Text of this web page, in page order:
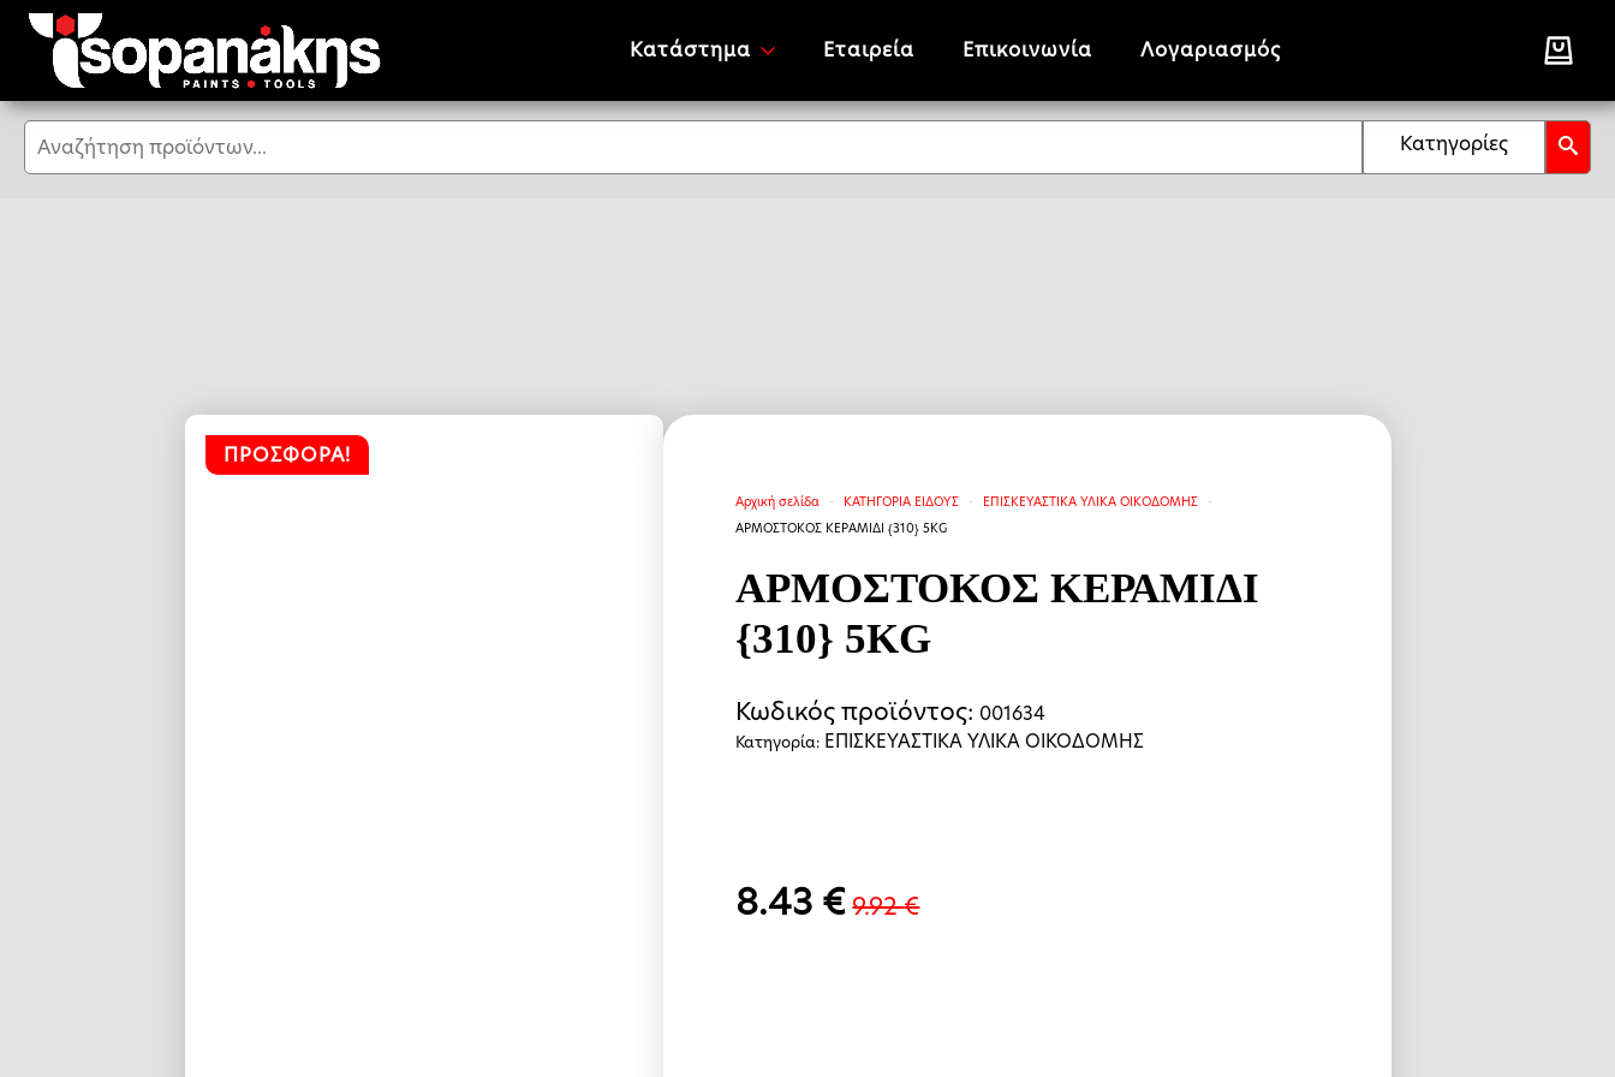
Κατάστημα Εταιρεία Επικοινωνία Λογαριασμός
Αναζήτηση Κατηγορίες
ΠΡΟΣΦΟΡΆ!
Αρχική σελίδα ΚΑΤΗΓΟΡΙΑ ΕΙΔΟΥΣ
ΕΠΙΣΚΕΥΑΣΤΙΚΑ ΥΛΙΚΑ ΟΙΚΟΔΟΜΗΣ
ΑΡΜΟΣΤΟΚΟΣ ΚΕΡΑΜΙΔΙ {310} 5KG
ΑΡΜΟΣΤΟΚΟΣ ΚΕΡΑΜΙΔΙ
{310} 5KG
Κωδικός προϊόντος: 001634
Κατηγορία: ΕΠΙΣΚΕΥΑΣΤΙΚΑ ΥΛΙΚΑ ΟΙΚΟΔΟΜΗΣ
9.92€
Original
8.43 €
Η